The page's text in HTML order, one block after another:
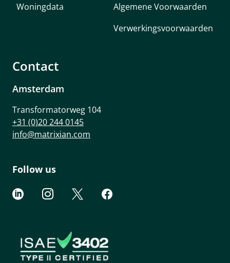
Woningdata
Algemene Voorwaarden
Verwerkingsvoorwaarden
Contact
Amsterdam
Transformatorweg 104
+31 (0)20 244 0145
info@matrixian.com
Follow us
   